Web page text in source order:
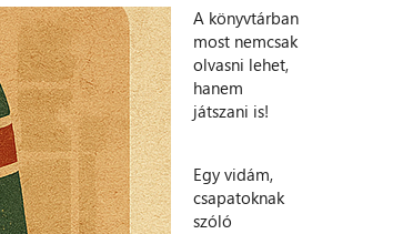
A könyvtárban
most nemcsak
olvasni lehet,
hanem
játszani is!
Egy vidám,
csapatoknak
szóló